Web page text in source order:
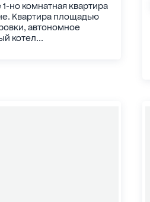
но комнатная квартира
Квартира площадью
автономное
котел...